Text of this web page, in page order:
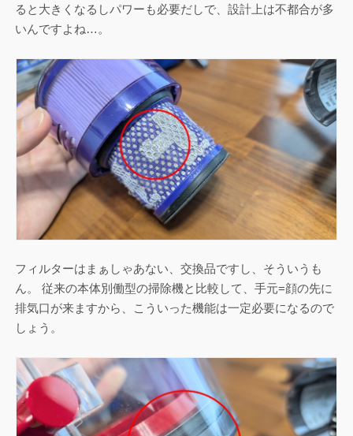
ると大きくなるしパワーも必要だしで、設計上は不都合が多
いんですよね…。
フィルターはまぁしゃあない、交換品ですし、そういうも
ん。 従来の本体別働型の掃除機と比較して、手元=顔の先に
排気口が来ますから、こういった機能は一定必要になるので
しょう。